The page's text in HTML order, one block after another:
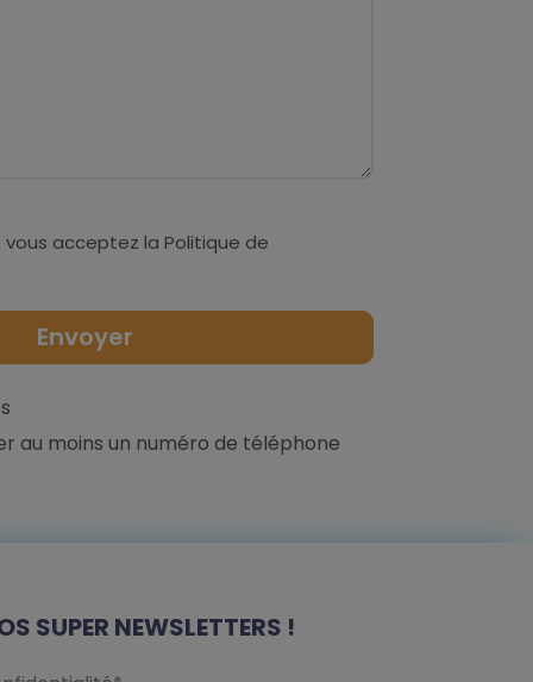
acceptez la Politique de
au moins un numéro de téléphone
SUPER NEWSLETTERS !